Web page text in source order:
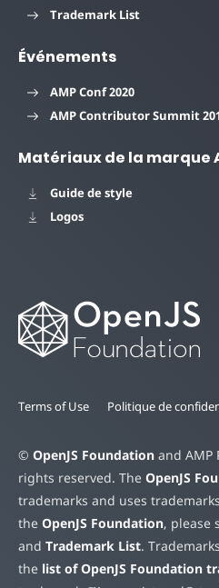
Trademark List
Événements
AMP Conf 2020
AMP Contributor Summit
Matériaux de la marque
Guide de style
Logos
Terms of Use Politique de
© OpenJS Foundation and AMP
rights reserved. The OpenJS
trademarks and uses
the OpenJS Foundation, please
and Trademark List.
the list of OpenJS Foundation